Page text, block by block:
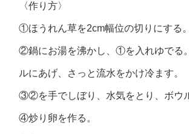
〈作り方〉
①ほうれん草を2cm幅位の切りにする。
②鍋にお湯を沸かし、①を入れゆでる
ルにあげ、さっと流水をかけ冷ます。
③②を手でしぼり、水気をとり、ボウ
④炒り卵を作る。